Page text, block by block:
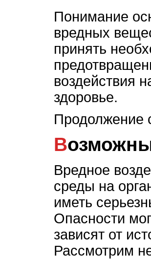
Понимание
вредных
принять
воздействия
здоровье.
Продолжение
Вредное
среды на
иметь
Опасности
зависят от
Рассмотрим